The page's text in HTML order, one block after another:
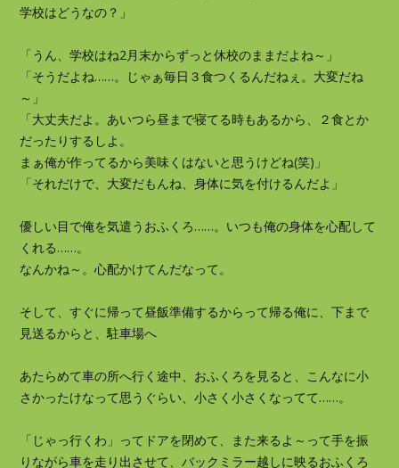
学校はどうなの？」
「うん、学校はね2月末からずっと休校のままだよね～」
「そうだよね……。じゃぁ毎日３食つくるんだねぇ。大変だね
～」
「大丈夫だよ。あいつら昼まで寝てる時もあるから、２食とか
だったりするしよ。
まぁ俺が作ってるから美味くはないと思うけどね(笑)」
「それだけで、大変だもんね、身体に気を付けるんだよ」
優しい目で俺を気遣うおふくろ……。いつも俺の身体を心配して
くれる……。
なんかね～。心配かけてんだなって。
そして、すぐに帰って昼飯準備するからって帰る俺に、下まで
見送るからと、駐車場へ
あたらめて車の所へ行く途中、おふくろを見ると、こんなに小
さかったけなって思うぐらい、小さく小さくなってて……。
「じゃっ行くわ」ってドアを閉めて、また来るよ～って手を振
りながら車を走り出させて、バックミラー越しに映るおふくろ